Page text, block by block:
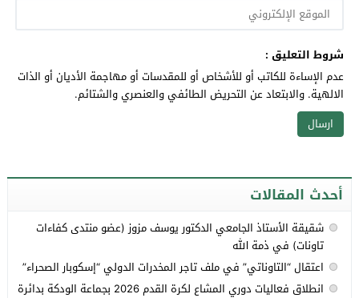
شروط التعليق :
عدم الإساءة للكاتب أو للأشخاص أو للمقدسات أو مهاجمة الأديان أو الذات
الالهية. والابتعاد عن التحريض الطائفي والعنصري والشتائم.
أحدث المقالات
شقيقة الأستاذ الجامعي الدكتور يوسف مزوز (عضو منتدى كفاءات
تاونات) في ذمة الله
اعتقال “التاوناتي” في ملف تاجر المخدرات الدولي “إسكوبار الصحراء”
انطلاق فعاليات دوري المشاع لكرة القدم 2026 بجماعة الودكة بدائرة